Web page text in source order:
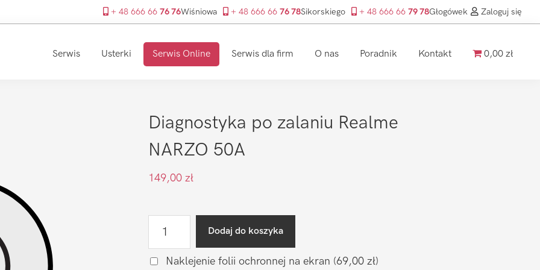
+ 48 666 66 76 76Wiśniowa + 48 666 66 76 78Sikorskiego + 48 666 66 79 78Głogówek Zaloguj się
Serwis Usterki Serwis Online Serwis dla firm O nas Poradnik Kontakt 0,00 zł
Diagnostyka po zalaniu Realme
NARZO 50A
149,00 zł
po
Dodaj do koszyka
Naklejenie folii ochronnej na ekran (69,00 zł)